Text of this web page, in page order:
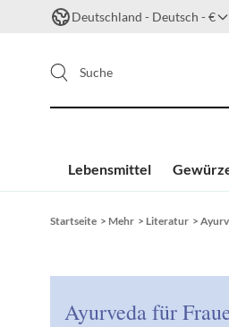
Deutschland - Deutsch - €
Lebensmittel
Suche
Startseite > Mehr > Literatur >
Ayurveda für